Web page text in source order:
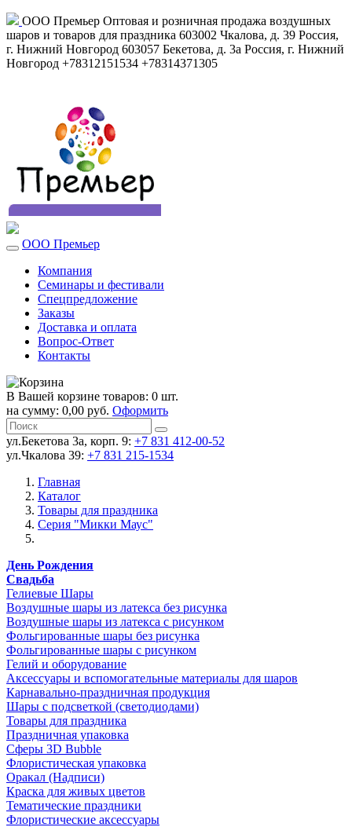
ООО Премьер Оптовая и розничная продажа воздушных
шаров и товаров для праздника 603002 Чкалова, д. 39 Россия,
г. Нижний Новгород 603057 Бекетова, д. 3а Россия, г. Нижний
Новгород +78312151534 +78314371305
ООО Премьер
Компания
Семинары и фестивали
Спецпредложение
Заказы
Доставка и оплата
Вопрос-Ответ
Контакты
В Вашей корзине товаров: 0 шт.
на сумму: 0,00 руб. Оформить
ул.Бекетова 3а, корп. 9: +7 831 412-00-52
ул.Чкалова 39: +7 831 215-1534
Главная
Каталог
Товары для праздника
Серия "Микки Маус"
День Рождения
Свадьба
Гелиевые Шары
Воздушные шары из латекса без рисунка
Воздушные шары из латекса с рисунком
Фольгированные шары без рисунка
Фольгированные шары с рисунком
Гелий и оборудование
Аксессуары и вспомогательные материалы для шаров
Карнавально-праздничная продукция
Шары с подсветкой (светодиодами)
Товары для праздника
Праздничная упаковка
Сферы 3D Bubble
Флористическая упаковка
Оракал (Надписи)
Краска для живых цветов
Тематические праздники
Флористические аксессуары